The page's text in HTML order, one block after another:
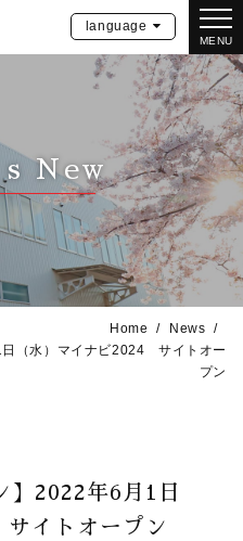
MENU
language
New
Home
News
（水）マイナビ2024 サイトオー
プン
2022年6月1日
イトオープン